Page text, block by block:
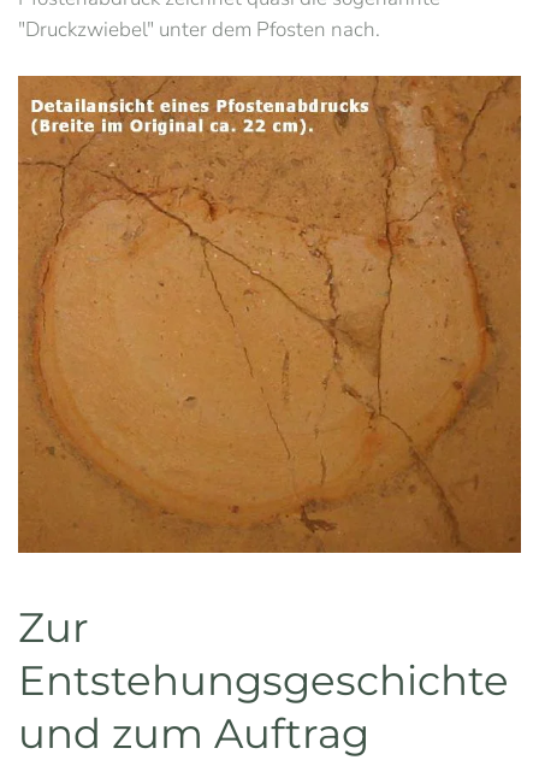
"Druckzwiebel" unter dem Pfosten nach.
Zur
Entstehungsgeschichte
und zum Auftrag